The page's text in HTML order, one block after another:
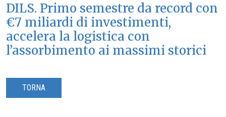
DILS. Primo semestre da record con
€7 miliardi di investimenti,
accelera la logistica con
l’assorbimento ai massimi storici
TORNA